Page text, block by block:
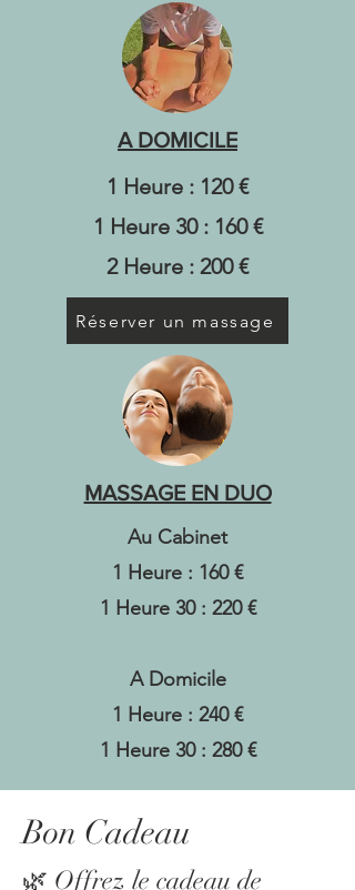
A DOMICILE
1 Heure : 120 €
1 Heure 30 : 160 €
2 Heure : 200 €
Réserver un massage
MASSAGE EN DUO
Au Cabinet
1 Heure : 160 €
1 Heure 30 : 220 €
A Domicile
1 Heure : 240 €
1 Heure 30 : 280 €
Bon Cadeau
🌿 Offrez le cadeau de